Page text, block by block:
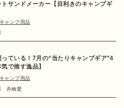
トサンドメーカー【目利きのキャンプギ
キャンプ用品
っている！7月の“当たりキャンプギア”4
で推す逸品】
キャンプ用品
舟橋愛